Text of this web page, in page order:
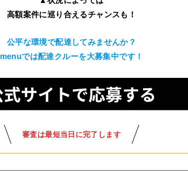
高額案件に巡り合えるチャンスも！
公平な環境で配達してみませんか？
menuでは配達クルーを大募集中です！
審査は最短当日に完了します